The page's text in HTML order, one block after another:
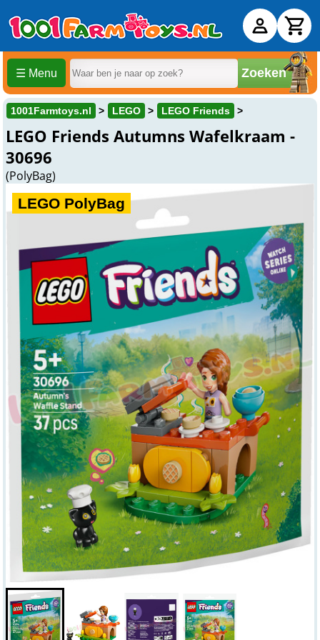
☰ Menu Zoeken
1001Farmtoys.nl LEGO LEGO Friends
LEGO Friends Autumns Wafelkraam -
30696
(PolyBag)
LEGO PolyBag